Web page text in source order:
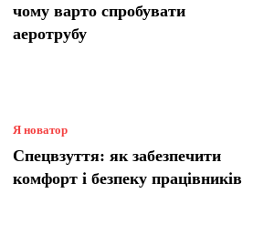
чому варто спробувати
аеротрубу
Я новатор
Спецвзуття: як забезпечити
комфорт і безпеку працівників